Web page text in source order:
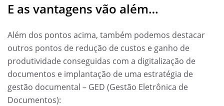
E as vantagens vão além…
Além dos pontos acima, também podemos destacar
outros pontos de redução de custos e ganho de
produtividade conseguidas com a digitalização de
documentos e implantação de uma estratégia de
gestão documental – GED (Gestão Eletrônica de
Documentos):